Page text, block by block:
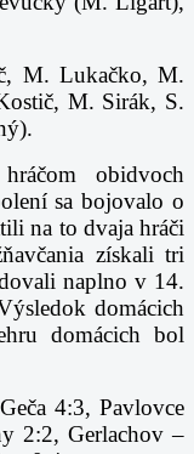
M. Lukačko, M.
M. Sirák, S.
obidvoch
sa bojovalo o
na to dvaja hráči
získali tri
naplno v 14.
domácich
domácich bol
4:3, Pavlovce
2:2, Gerlachov –